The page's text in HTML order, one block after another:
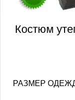
Костюм
РАЗМЕР